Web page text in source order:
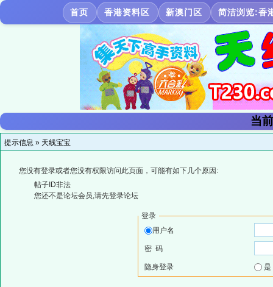
首页 香港资料区 新澳门区 简洁浏览:香
当
提示信息 » 天线宝宝
您没有登录或者您没有权限访问此页面，可能有如下几个原因:
帖子ID非法
您还不是论坛会员,请先登录论坛
登录
用户名
密 码
隐身登录